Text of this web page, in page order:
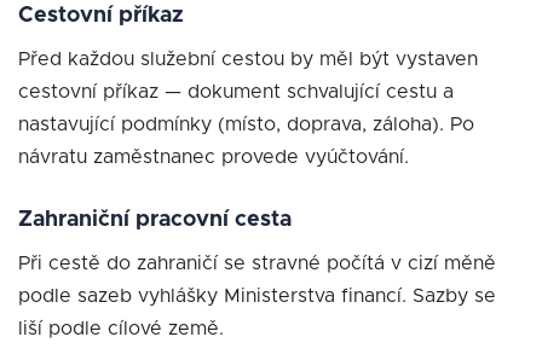
Cestovní příkaz
Před každou služební cestou by měl být vystaven
cestovní příkaz — dokument schvalující cestu a
nastavující podmínky (místo, doprava, záloha). Po
návratu zaměstnanec provede vyúčtování.
Zahraniční pracovní cesta
Při cestě do zahraničí se stravné počítá v cizí měně
podle sazeb vyhlášky Ministerstva financí. Sazby se
liší podle cílové země.